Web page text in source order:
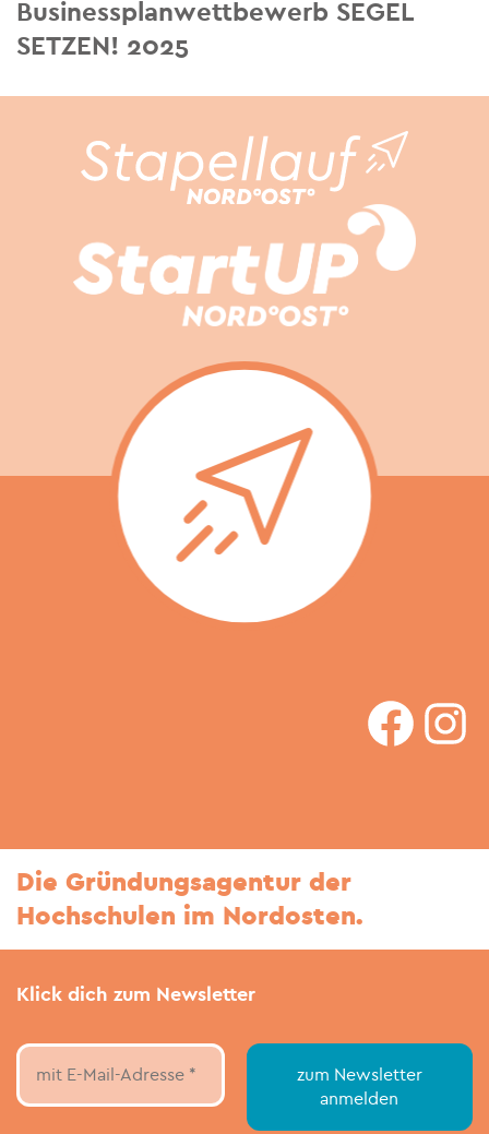
Businessplanwettbewerb SEGEL
SETZEN! 2025
Die Gründungsagentur der
Hochschulen im Nordosten.
Klick dich zum Newsletter